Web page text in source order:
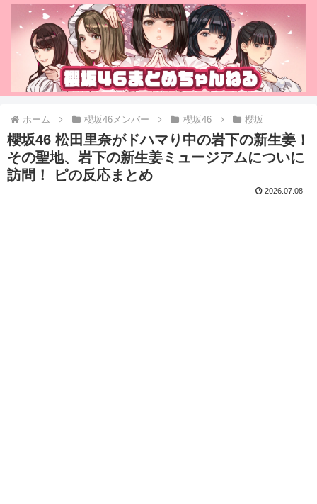
ホーム 櫻坂46メンバー 櫻坂46 櫻坂
櫻坂46 松田里奈がドハマり中の岩下の新生姜！
その聖地、岩下の新生姜ミュージアムについに
訪問！ ピの反応まとめ
2026.07.08